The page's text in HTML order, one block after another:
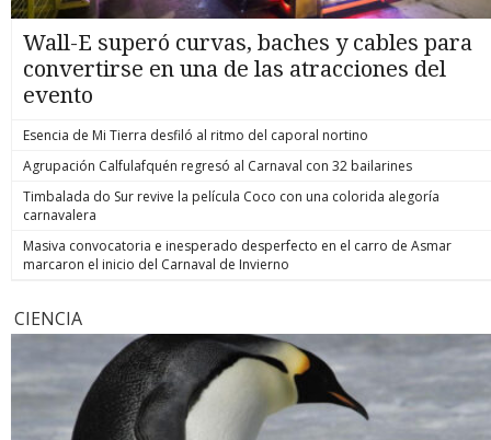
Wall-E superó curvas, baches y cables para
convertirse en una de las atracciones del
evento
Esencia de Mi Tierra desfiló al ritmo del caporal nortino
Agrupación Calfulafquén regresó al Carnaval con 32 bailarines
Timbalada do Sur revive la película Coco con una colorida alegoría
carnavalera
Masiva convocatoria e inesperado desperfecto en el carro de Asmar
marcaron el inicio del Carnaval de Invierno
CIENCIA